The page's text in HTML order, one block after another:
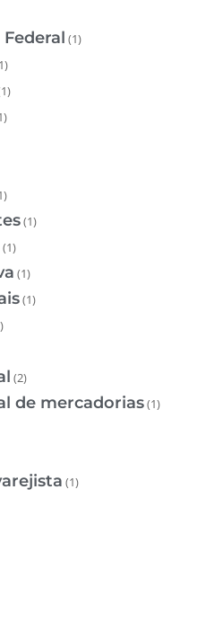
(1)
(1)
(1)
(1)
(1)
(2)
de mercadorias(1)
(1)